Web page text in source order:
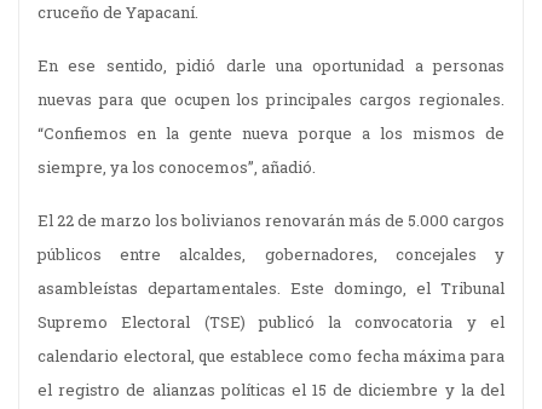
cruceño de Yapacaní.
En ese sentido, pidió darle una oportunidad a personas
nuevas para que ocupen los principales cargos regionales.
“Confiemos en la gente nueva porque a los mismos de
siempre, ya los conocemos”, añadió.
El 22 de marzo los bolivianos renovarán más de 5.000 cargos
públicos entre alcaldes, gobernadores, concejales y
asambleístas departamentales. Este domingo, el Tribunal
Supremo Electoral (TSE) publicó la convocatoria y el
calendario electoral, que establece como fecha máxima para
el registro de alianzas políticas el 15 de diciembre y la del